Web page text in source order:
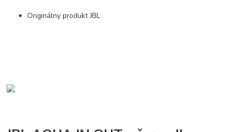
Originálny produkt JBL